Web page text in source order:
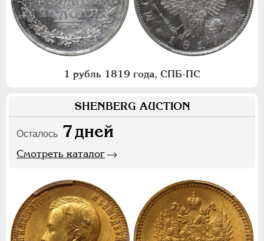
1 рубль 1819 года, СПБ-ПС
SHENBERG AUCTION
Осталось 7дней
Смотреть каталог